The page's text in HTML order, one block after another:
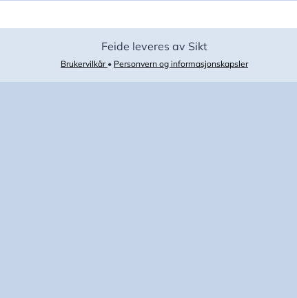
Feide leveres av Sikt
Brukervilkår • Personvern og informasjonskapsler